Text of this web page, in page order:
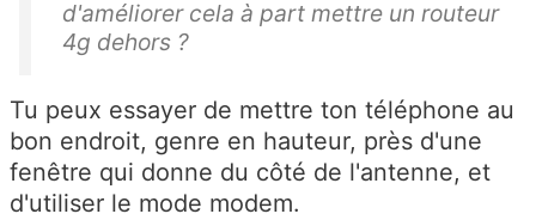
d'améliorer cela à part mettre un routeur
4g dehors ?
Tu peux essayer de mettre ton téléphone au
bon endroit, genre en hauteur, près d'une
fenêtre qui donne du côté de l'antenne, et
d'utiliser le mode modem.